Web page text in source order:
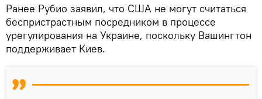
Ранее Рубио заявил, что США не могут считаться
беспристрастным посредником в процессе
урегулирования на Украине, поскольку Вашингтон
поддерживает Киев.